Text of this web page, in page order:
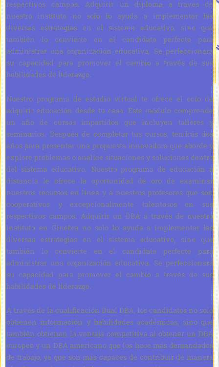
respectivos campos. Adquirir un diploma a través de
nuestro instituto no solo lo ayuda a implementar las
diversas estrategias en el sistema educativo, sino que
también lo convierte en el candidato perfecto para
administrar una organización educativa. Se perfeccionará
su capacidad para promover el cambio a través de sus
habilidades de liderazgo.
Nuestro programa de estudio virtual te ofrece el ocio de
adquirir educación desde tu casa. Este módulo comprende
un año de cursos impartidos que incluyen talleres y
seminarios. Después de completar tus cursos, tendrás dos
años para presentar una propuesta innovadora que aborde y
explore problemas o analice situaciones y soluciones dentro
del sistema educativo. Nuestro programa de educación a
distancia le ofrece la oportunidad de oro de examinar
nuestros recursos en línea y a nuestros profesores que son
cooperativos y excepcionalmente talentosos en sus
respectivos campos. Adquirir un DBA a través de nuestro
instituto en Ginebra no solo lo ayuda a implementar las
diversas estrategias en el sistema educativo, sino que
también lo convierte en el candidato perfecto para
administrar una organización educativa. Se perfeccionará
su capacidad para promover el cambio a través de sus
habilidades de liderazgo.
A través de la cualificación Dual DBA, los candidatos no solo
obtienen información y habilidades académicas, sino que
también obtienen la ventaja competitiva al obtener un DBA
europeo y un DBA americano que los hace más demandados
de trabajo, ya que son más capaces de contribuir de manera